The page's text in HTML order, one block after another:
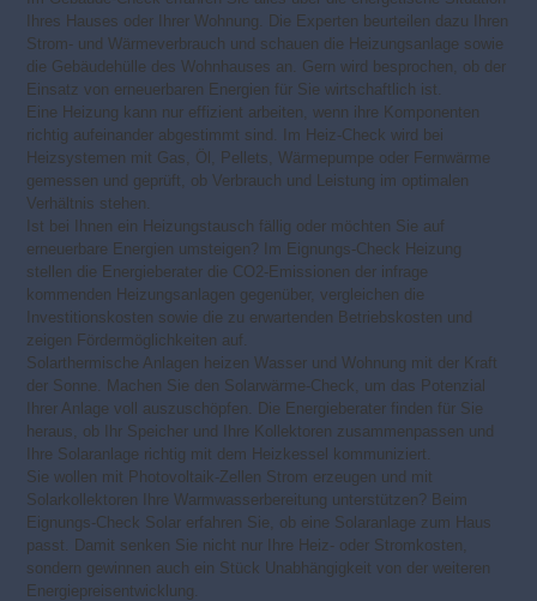
Ihres Hauses oder Ihrer Wohnung. Die Experten beurteilen dazu Ihren
Strom- und Wärmeverbrauch und schauen die Heizungsanlage sowie
die Gebäudehülle des Wohnhauses an. Gern wird besprochen, ob der
Einsatz von erneuerbaren Energien für Sie wirtschaftlich ist.
Eine Heizung kann nur effizient arbeiten, wenn ihre Komponenten
richtig aufeinander abgestimmt sind. Im Heiz-Check wird bei
Heizsystemen mit Gas, Öl, Pellets, Wärmepumpe oder Fernwärme
gemessen und geprüft, ob Verbrauch und Leistung im optimalen
Verhältnis stehen.
Ist bei Ihnen ein Heizungstausch fällig oder möchten Sie auf
erneuerbare Energien umsteigen? Im Eignungs-Check Heizung
stellen die Energieberater die CO2-Emissionen der infrage
kommenden Heizungsanlagen gegenüber, vergleichen die
Investitionskosten sowie die zu erwartenden Betriebskosten und
zeigen Fördermöglichkeiten auf.
Solarthermische Anlagen heizen Wasser und Wohnung mit der Kraft
der Sonne. Machen Sie den Solarwärme-Check, um das Potenzial
Ihrer Anlage voll auszuschöpfen. Die Energieberater finden für Sie
heraus, ob Ihr Speicher und Ihre Kollektoren zusammenpassen und
Ihre Solaranlage richtig mit dem Heizkessel kommuniziert.
Sie wollen mit Photovoltaik-Zellen Strom erzeugen und mit
Solarkollektoren Ihre Warmwasserbereitung unterstützen? Beim
Eignungs-Check Solar erfahren Sie, ob eine Solaranlage zum Haus
passt. Damit senken Sie nicht nur Ihre Heiz- oder Stromkosten,
sondern gewinnen auch ein Stück Unabhängigkeit von der weiteren
Energiepreisentwicklung.